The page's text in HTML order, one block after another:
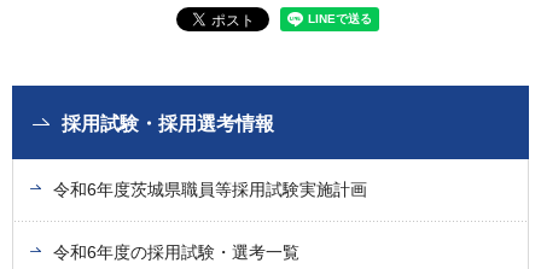
採用試験・採用選考情報
令和6年度茨城県職員等採用試験実施計画
令和6年度の採用試験・選考一覧